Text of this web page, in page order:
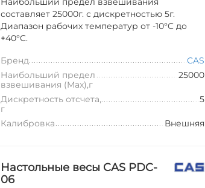
составляет 25000г. с дискретностью 5г.
Диапазон рабочих температур от -10°C до
+40°C.
Бренд
CAS
Наибольший предел
взвешивания (Max),г
25000
Дискретность отсчета,
г
5
Калибровка Внешняя
Настольные весы CAS PDC-
06